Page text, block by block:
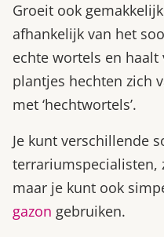
Groeit ook
afhankelijk van het
echte wortels en
plantjes hechten zich
met ‘hechtwortels’.
Je kunt verschillende
terrariumspecialisten,
maar je kunt ook
gazon gebruiken.